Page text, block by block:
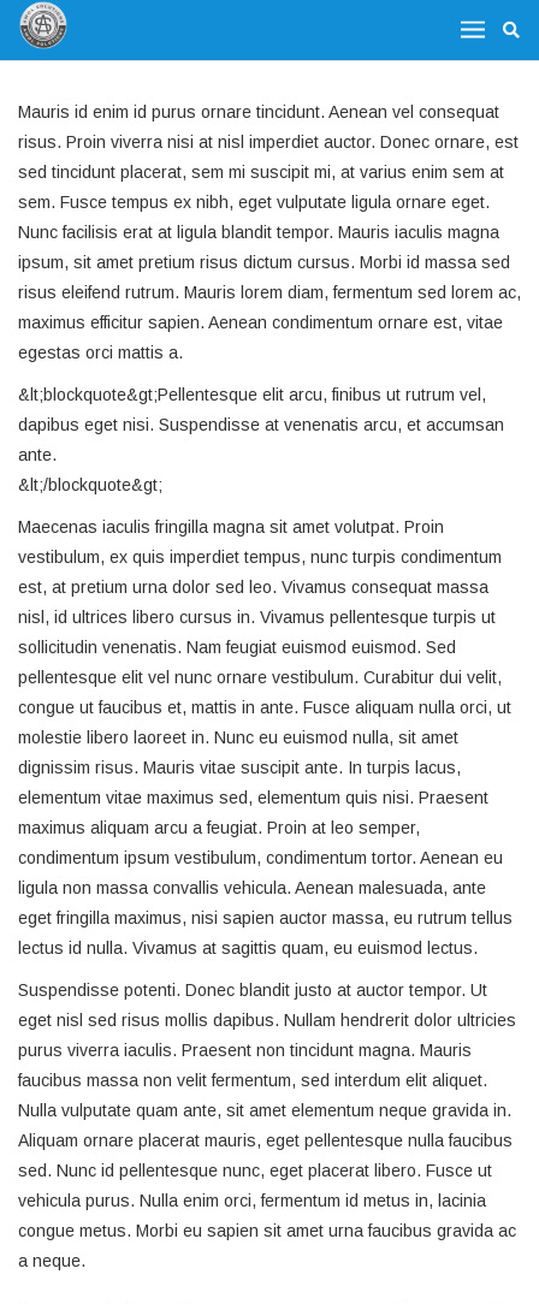
Mauris id enim id purus ornare tincidunt. Aenean vel consequat
risus. Proin viverra nisi at nisl imperdiet auctor. Donec ornare, est
sed tincidunt placerat, sem mi suscipit mi, at varius enim sem at
sem. Fusce tempus ex nibh, eget vulputate ligula ornare eget.
Nunc facilisis erat at ligula blandit tempor. Mauris iaculis magna
ipsum, sit amet pretium risus dictum cursus. Morbi id massa sed
risus eleifend rutrum. Mauris lorem diam, fermentum sed lorem ac,
maximus efficitur sapien. Aenean condimentum ornare est, vitae
egestas orci mattis a.
&lt;blockquote&gt;Pellentesque elit arcu, finibus ut rutrum vel,
dapibus eget nisi. Suspendisse at venenatis arcu, et accumsan
ante.
&lt;/blockquote&gt;
Maecenas iaculis fringilla magna sit amet volutpat. Proin
vestibulum, ex quis imperdiet tempus, nunc turpis condimentum
est, at pretium urna dolor sed leo. Vivamus consequat massa
nisl, id ultrices libero cursus in. Vivamus pellentesque turpis ut
sollicitudin venenatis. Nam feugiat euismod euismod. Sed
pellentesque elit vel nunc ornare vestibulum. Curabitur dui velit,
congue ut faucibus et, mattis in ante. Fusce aliquam nulla orci, ut
molestie libero laoreet in. Nunc eu euismod nulla, sit amet
dignissim risus. Mauris vitae suscipit ante. In turpis lacus,
elementum vitae maximus sed, elementum quis nisi. Praesent
maximus aliquam arcu a feugiat. Proin at leo semper,
condimentum ipsum vestibulum, condimentum tortor. Aenean eu
ligula non massa convallis vehicula. Aenean malesuada, ante
eget fringilla maximus, nisi sapien auctor massa, eu rutrum tellus
lectus id nulla. Vivamus at sagittis quam, eu euismod lectus.
Suspendisse potenti. Donec blandit justo at auctor tempor. Ut
eget nisl sed risus mollis dapibus. Nullam hendrerit dolor ultricies
purus viverra iaculis. Praesent non tincidunt magna. Mauris
faucibus massa non velit fermentum, sed interdum elit aliquet.
Nulla vulputate quam ante, sit amet elementum neque gravida in.
Aliquam ornare placerat mauris, eget pellentesque nulla faucibus
sed. Nunc id pellentesque nunc, eget placerat libero. Fusce ut
vehicula purus. Nulla enim orci, fermentum id metus in, lacinia
congue metus. Morbi eu sapien sit amet urna faucibus gravida ac
a neque.